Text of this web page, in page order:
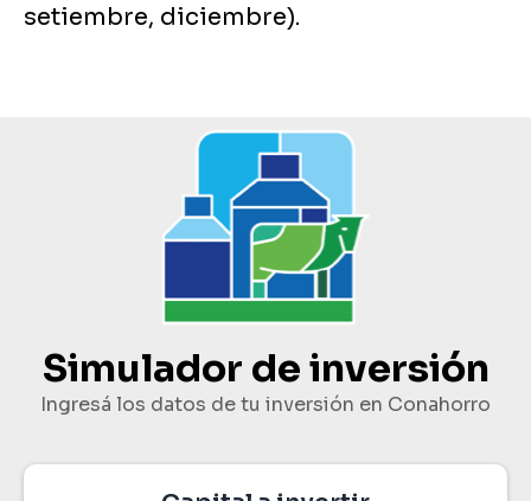
setiembre, diciembre).
Simulador de inversión
Ingresá los datos de tu inversión en Conahorro